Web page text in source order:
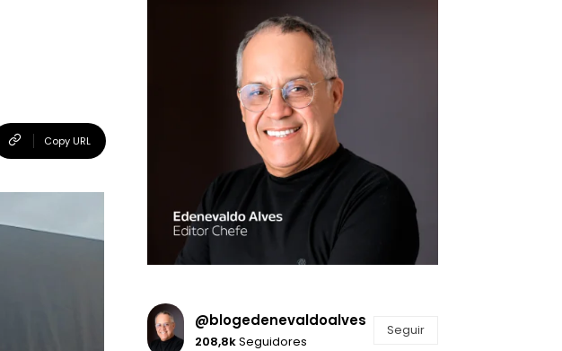
Copy URL
@blogedenevaldoalves
208,8kSeguidores
Seguir